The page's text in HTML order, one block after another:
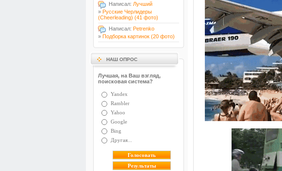
Написал: Лучший
» Русские Черлидеры
(Cheerleading) (41 фото)
Написал: Petrenko
» Подборка картинок (20 фото)
НАШ ОПРОС
Лучшая, на Ваш взгляд,
поисковая система?
Yandex
Rambler
Yahoo
Google
Bing
Другая...